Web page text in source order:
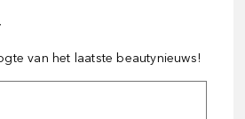
van het laatste beautynieuws!